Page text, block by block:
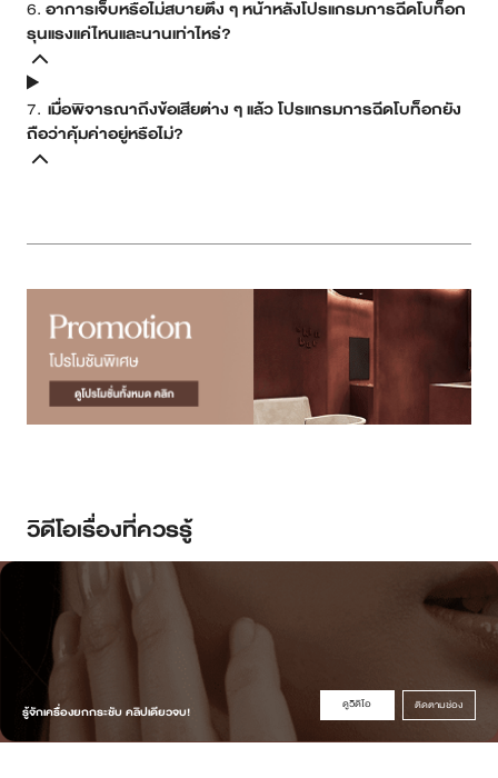
6. อาการเจ็บหรือไม่สบายตึง ๆ หน้าหลังโปรแกรมการฉีดโบท็อก
รุนแรงแค่ไหนและนานเท่าไหร่?
7. เมื่อพิจารณาถึงข้อเสียต่าง ๆ แล้ว โปรแกรมการฉีดโบท็อกยัง
ถือว่าคุ้มค่าอยู่หรือไม่?
วิดีโอเรื่องที่ควรรู้
รู้จักเครื่องยกกระชับ คลิปเดียวจบ! ดูวิดิโอ ติดตามช่อง